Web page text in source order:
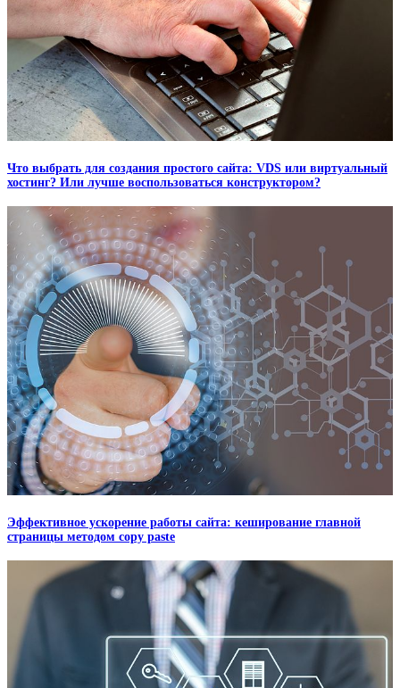
Что выбрать для создания простого сайта: VDS или виртуальный
хостинг? Или лучше воспользоваться конструктором?
Эффективное ускорение работы сайта: кеширование главной
страницы методом copy paste